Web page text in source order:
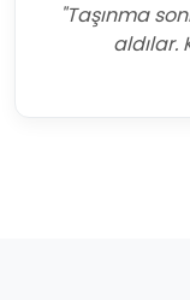
"Taşınma
aldılar.